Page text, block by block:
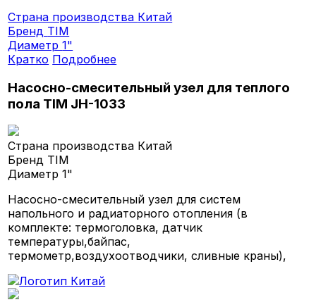
Страна производства Китай
Бренд TIM
Диаметр1"
Кратко Подробнее
Насосно-смесительный узел для теплого
пола TIM JH-1033
Страна производства Китай
Бренд TIM
Диаметр1"
Насосно-смесительный узел для систем
напольного и радиаторного отопления (в
комплекте: термоголовка, датчик
температуры,байпас,
термометр,воздухоотводчики, сливные краны),